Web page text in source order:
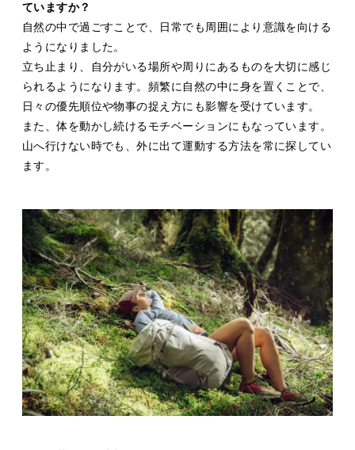
ていますか？
自然の中で過ごすことで、日常でも周囲により意識を向ける
ようになりました。
立ち止まり、自分がいる場所や周りにあるものを大切に感じ
られるようになります。頻繁に自然の中に身を置くことで、
日々の優先順位や物事の捉え方にも影響を受けています。
また、体を動かし続けるモチベーションにもなっています。
山へ行けない時でも、外に出て運動する方法を常に探してい
ます。